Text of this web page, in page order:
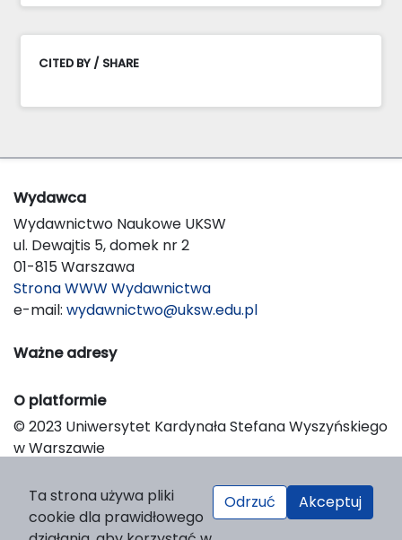
CITED BY / SHARE
Wydawca
Wydawnictwo Naukowe UKSW
ul. Dewajtis 5, domek nr 2
01-815 Warszawa
Strona WWW Wydawnictwa
e-mail: wydawnictwo@uksw.edu.pl
Ważne adresy
O platformie
© 2023 Uniwersytet Kardynała Stefana Wyszyńskiego
w Warszawie
Platform & Workflow by OJS/PKP
Ta strona używa pliki
cookie dla prawidłowego
Odrzuć Akceptuj